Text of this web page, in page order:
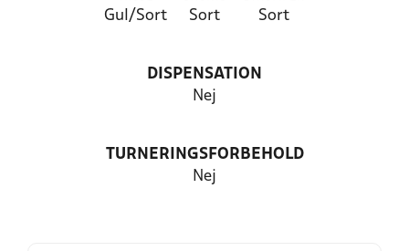
Gul/Sort Sort Sort
DISPENSATION
Nej
TURNERINGSFORBEHOLD
Nej